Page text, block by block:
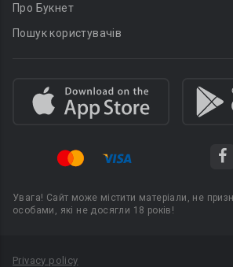
Про Букнет
Пошук користувачів
Увага! Сайт може містити матеріали, не
особами, які не досягли 18 років!
Privacy policy